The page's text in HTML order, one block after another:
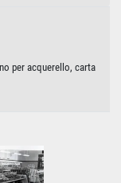
per acquerello, carta